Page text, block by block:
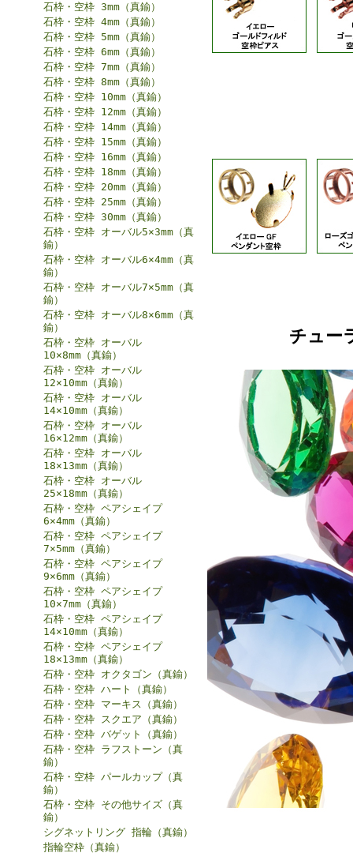
石枠・空枠 3mm（真鍮）
石枠・空枠 4mm（真鍮）
石枠・空枠 5mm（真鍮）
石枠・空枠 6mm（真鍮）
石枠・空枠 7mm（真鍮）
石枠・空枠 8mm（真鍮）
石枠・空枠 10mm（真鍮）
石枠・空枠 12mm（真鍮）
石枠・空枠 14mm（真鍮）
石枠・空枠 15mm（真鍮）
石枠・空枠 16mm（真鍮）
石枠・空枠 18mm（真鍮）
石枠・空枠 20mm（真鍮）
石枠・空枠 25mm（真鍮）
石枠・空枠 30mm（真鍮）
石枠・空枠 オーバル5×3mm（真
鍮）
石枠・空枠 オーバル6×4mm（真
鍮）
石枠・空枠 オーバル7×5mm（真
鍮）
石枠・空枠 オーバル8×6mm（真
鍮）
石枠・空枠 オーバル
10×8mm（真鍮）
石枠・空枠 オーバル
12×10mm（真鍮）
石枠・空枠 オーバル
14×10mm（真鍮）
石枠・空枠 オーバル
16×12mm（真鍮）
石枠・空枠 オーバル
18×13mm（真鍮）
石枠・空枠 オーバル
25×18mm（真鍮）
石枠・空枠 ペアシェイプ
6×4mm（真鍮）
石枠・空枠 ペアシェイプ
7×5mm（真鍮）
石枠・空枠 ペアシェイプ
9×6mm（真鍮）
石枠・空枠 ペアシェイプ
10×7mm（真鍮）
石枠・空枠 ペアシェイプ
14×10mm（真鍮）
石枠・空枠 ペアシェイプ
18×13mm（真鍮）
石枠・空枠 オクタゴン（真鍮）
石枠・空枠 ハート（真鍮）
石枠・空枠 マーキス（真鍮）
石枠・空枠 スクエア（真鍮）
石枠・空枠 バゲット（真鍮）
石枠・空枠 ラフストーン（真
鍮）
石枠・空枠 パールカップ（真
鍮）
石枠・空枠 その他サイズ（真
鍮）
シグネットリング 指輪（真鍮）
指輪空枠（真鍮）
チュー